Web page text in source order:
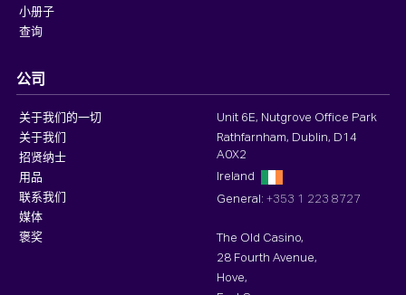
小册子
查询
公司
关于我们的一切
关于我们
招贤纳士
用品
联系我们
媒体
褒奖
Unit 6E, Nutgrove Office Park
Rathfarnham, Dublin, D14
A0X2
Ireland
General: +353 1 223 8727
The Old Casino,
28 Fourth Avenue,
Hove,